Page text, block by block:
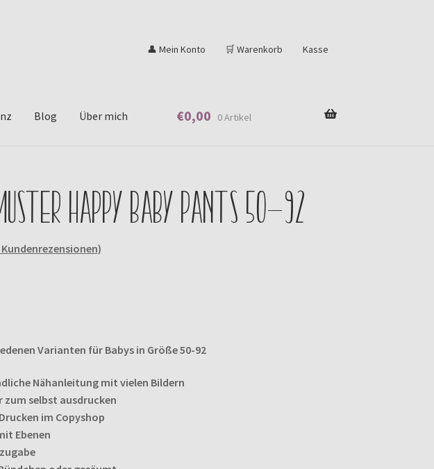
👤 Mein Konto 🛒 Warenkorb Kasse
Blog Über mich €0,00 0 Artikel
Happy Baby Pants 50-92
Kundenrezensionen)
Varianten für Babys in Größe 50-92
Nähanleitung mit vielen Bildern
selbst ausdrucken
im Copyshop
Ebenen